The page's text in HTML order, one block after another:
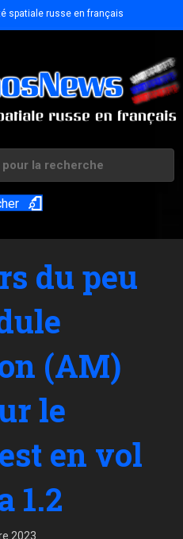
spatiale russe en français
du peu
(AM)
le
en vol
1.2
2023